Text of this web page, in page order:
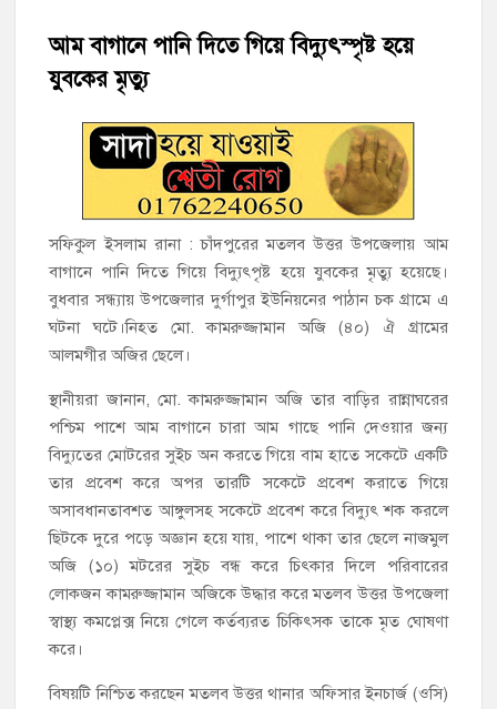
হাজীগঞ্জে অস্বাস্থ্যকর পরিবেশে খাবার প্রস্তুত: ২ হোটেলকে ৪৫ হাজার
হাজীগঞ্জে ৬ বছরের শিশুকে ধর্ষণের অভিযোগে কেয়ারটেকার আটক
হাজীগঞ্জের রাজারগাঁও উবিতে জুলাই গণঅভ্যুত্থান দিবস পালন
হাজীগঞ্জ সরকারি মডেল পাইলট হাই স্কুল অ্যান্ড কলেজে ‘জুলাই
গণঅভ্যুত্থান দিবস’ পালিত
‘জনগণের ভোটে নির্বাচিত হয়ে ফরিদগঞ্জের উন্নয়নে কাজ করছি’ :
আলহাজ্ব এমএ হান্নান এমপি
নৌ পুলিশ ফাঁড়ির নাকের ডগায় কারেন্ট জালের দাপট, মতলবে প্রকাশ্যে
নিষিদ্ধ জাল মেরামত ও মাছ শিকার
আম বাগানে পানি দিতে গিয়ে বিদ্যুৎস্পৃষ্ট হয়ে
যুবকের মৃত্যু
সফিকুল ইসলাম রানা : চাঁদপুরের মতলব উত্তর উপজেলায় আম
বাগানে পানি দিতে গিয়ে বিদ্যুৎপৃষ্ট হয়ে যুবকের মৃত্যু হয়েছে।
বুধবার সন্ধ্যায় উপজেলার দুর্গাপুর ইউনিয়নের পাঠান চক গ্রামে এ
ঘটনা ঘটে।নিহত মো. কামরুজ্জামান অজি (৪০) ঐ গ্রামের
আলমগীর অজির ছেলে।
স্থানীয়রা জানান, মো. কামরুজ্জামান অজি তার বাড়ির রান্নাঘরের
পশ্চিম পাশে আম বাগানে চারা আম গাছে পানি দেওয়ার জন্য
বিদ্যুতের মোটরের সুইচ অন করতে গিয়ে বাম হাতে সকেটে একটি
তার প্রবেশ করে অপর তারটি সকেটে প্রবেশ করাতে গিয়ে
অসাবধানতাবশত আঙ্গুলসহ সকেটে প্রবেশ করে বিদ্যুৎ শক করলে
ছিটকে দুরে পড়ে অজ্ঞান হয়ে যায়, পাশে থাকা তার ছেলে নাজমুল
অজি (১০) মটরের সুইচ বন্ধ করে চিৎকার দিলে পরিবারের
লোকজন কামরুজ্জামান অজিকে উদ্ধার করে মতলব উত্তর উপজেলা
স্বাস্থ্য কমপ্লেক্স নিয়ে গেলে কর্তব্যরত চিকিৎসক তাকে মৃত ঘোষণা
করে।
বিষয়টি নিশ্চিত করছেন মতলব উত্তর থানার অফিসার ইনচার্জ (ওসি)